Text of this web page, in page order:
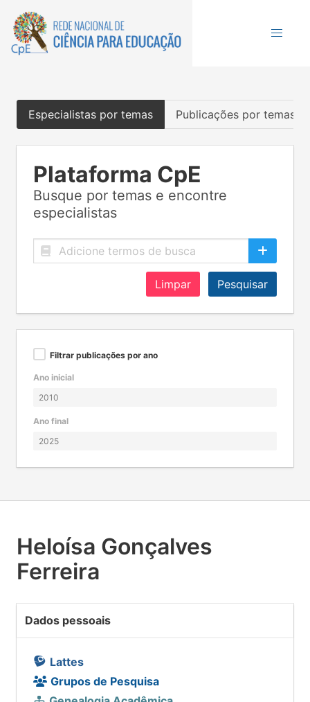
Especialistas por temas Publicações por temas
Plataforma CpE
Busque por temas e encontre
especialistas
Limpar Pesquisar
Filtrar publicações por ano
Ano inicial
Ano final
Heloísa Gonçalves
Ferreira
Dados pessoais
Lattes
Grupos de Pesquisa